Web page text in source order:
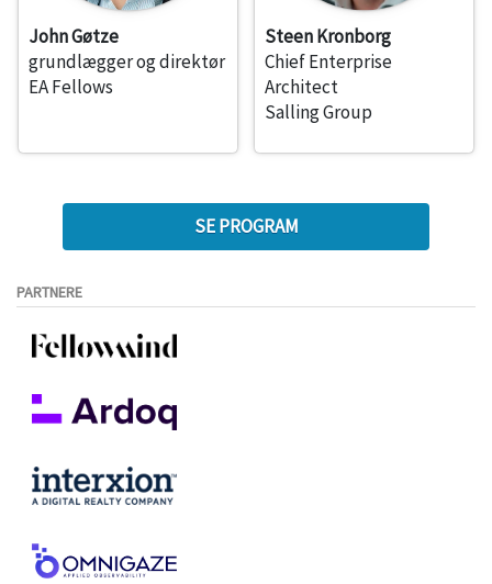
John Gøtze
grundlægger og direktør
EA Fellows
Steen Kronborg
Chief Enterprise
Architect
Salling Group
SE PROGRAM
PARTNERE